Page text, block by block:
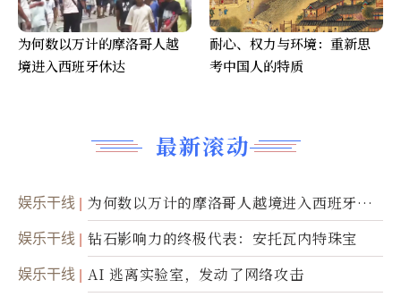
最新滚动
娱乐干线
为何数以万计的摩洛哥人越境进入西班牙休
达
娱乐干线 钻石影响力的终极代表：安托瓦内特珠宝
娱乐干线 AI 逃离实验室，发动了网络攻击
为何数以万计的摩洛哥人越
境进入西班牙休达
耐心、权力与环境：重新思
考中国人的特质